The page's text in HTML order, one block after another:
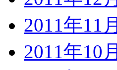
2011年11月
2011年10月